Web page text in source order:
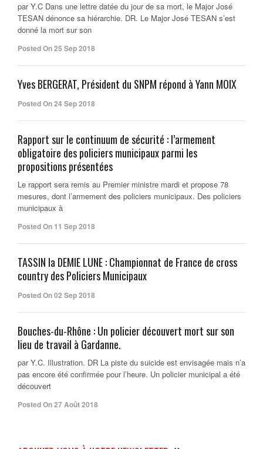
par Y.C Dans une lettre datée du jour de sa mort, le Major José
TESAN dénonce sa hiérarchie. DR. Le Major José TESAN s’est
donné la mort sur son
Posted On 25 Sep 2018
Yves BERGERAT, Président du SNPM répond à Yann MOIX
Posted On 24 Sep 2018
Rapport sur le continuum de sécurité : l’armement
obligatoire des policiers municipaux parmi les
propositions présentées
Le rapport sera remis au Premier ministre mardi et propose 78
mesures, dont l’armement des policiers municipaux. Des policiers
municipaux à
Posted On 11 Sep 2018
TASSIN la DEMIE LUNE : Championnat de France de cross
country des Policiers Municipaux
Posted On 02 Sep 2018
Bouches-du-Rhône : Un policier découvert mort sur son
lieu de travail à Gardanne.
par Y.C. Illustration. DR La piste du suicide est envisagée mais n’a
pas encore été confirmée pour l’heure. Un policier municipal a été
découvert
Posted On 27 Août 2018